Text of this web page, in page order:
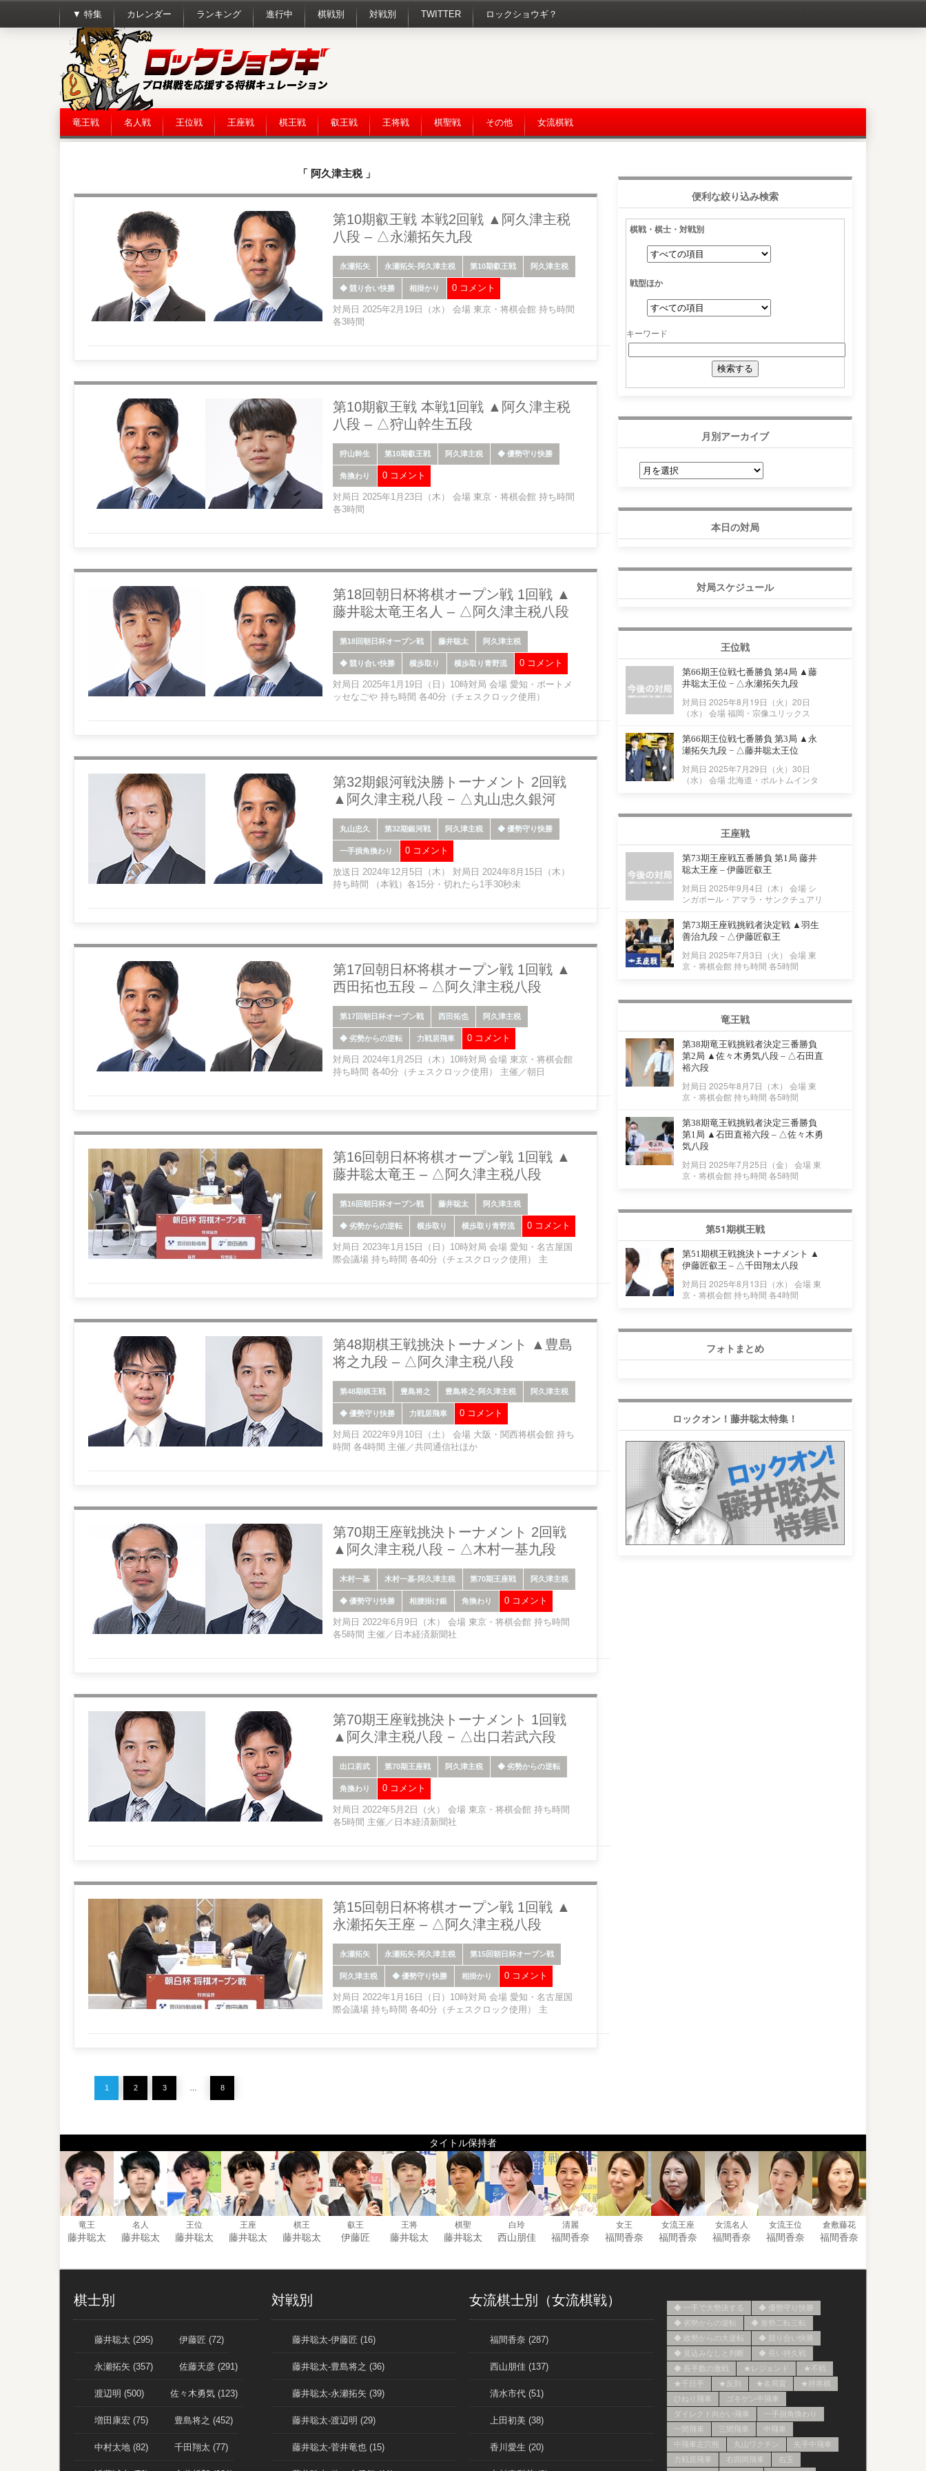
▼ 特集 カレンダー ランキング 進行中 棋戦別 対戦別 TWITTER ロックショウギ？
竜王戦 名人戦 王位戦 王座戦 棋王戦 叡王戦 王将戦 棋聖戦 その他 女流棋戦
「 阿久津主税 」
第10期叡王戦 本戦2回戦 ▲阿久津主税
八段 – △永瀬拓矢九段
永瀬拓矢 永瀬拓矢-阿久津主税 第10期叡王戦 阿久津主税
◆ 競り合い快勝 相掛かり 0 コメント
対局日 2025年2月19日（水） 会場 東京・将棋会館 持ち時間
各3時間
第10期叡王戦 本戦1回戦 ▲阿久津主税
八段 – △狩山幹生五段
狩山幹生 第10期叡王戦 阿久津主税 ◆ 優勢守り快勝
角換わり 0 コメント
対局日 2025年1月23日（木） 会場 東京・将棋会館 持ち時間
各3時間
第18回朝日杯将棋オープン戦 1回戦 ▲
藤井聡太竜王名人 – △阿久津主税八段
第18回朝日杯オープン戦 藤井聡太 阿久津主税
◆ 競り合い快勝 横歩取り 横歩取り青野流 0 コメント
対局日 2025年1月19日（日）10時対局 会場 愛知・ポートメ
ッセなごや 持ち時間 各40分（チェスクロック使用）
第32期銀河戦決勝トーナメント 2回戦
▲阿久津主税八段 − △丸山忠久銀河
丸山忠久 第32期銀河戦 阿久津主税 ◆ 優勢守り快勝
一手損角換わり 0 コメント
放送日 2024年12月5日（木） 対局日 2024年8月15日（木）
持ち時間 （本戦）各15分・切れたら1手30秒未
第17回朝日杯将棋オープン戦 1回戦 ▲
西田拓也五段 – △阿久津主税八段
第17回朝日杯オープン戦 西田拓也 阿久津主税
◆ 劣勢からの逆転 力戦居飛車 0 コメント
対局日 2024年1月25日（木）10時対局 会場 東京・将棋会館
持ち時間 各40分（チェスクロック使用） 主催／朝日
第16回朝日杯将棋オープン戦 1回戦 ▲
藤井聡太竜王 – △阿久津主税八段
第16回朝日杯オープン戦 藤井聡太 阿久津主税
◆ 劣勢からの逆転 横歩取り 横歩取り青野流 0 コメント
対局日 2023年1月15日（日）10時対局 会場 愛知・名古屋国
際会議場 持ち時間 各40分（チェスクロック使用） 主
第48期棋王戦挑決トーナメント ▲豊島
将之九段 – △阿久津主税八段
第48期棋王戦 豊島将之 豊島将之-阿久津主税 阿久津主税
◆ 優勢守り快勝 力戦居飛車 0 コメント
対局日 2022年9月10日（土） 会場 大阪・関西将棋会館 持ち
時間 各4時間 主催／共同通信社ほか
第70期王座戦挑決トーナメント 2回戦
▲阿久津主税八段 − △木村一基九段
木村一基 木村一基-阿久津主税 第70期王座戦 阿久津主税
◆ 優勢守り快勝 相腰掛け銀 角換わり 0 コメント
対局日 2022年6月9日（木） 会場 東京・将棋会館 持ち時間
各5時間 主催／日本経済新聞社
第70期王座戦挑決トーナメント 1回戦
▲阿久津主税八段 − △出口若武六段
出口若武 第70期王座戦 阿久津主税 ◆ 劣勢からの逆転
角換わり 0 コメント
対局日 2022年5月2日（火） 会場 東京・将棋会館 持ち時間
各5時間 主催／日本経済新聞社
第15回朝日杯将棋オープン戦 1回戦 ▲
永瀬拓矢王座 – △阿久津主税八段
永瀬拓矢 永瀬拓矢-阿久津主税 第15回朝日杯オープン戦
阿久津主税 ◆ 優勢守り快勝 相掛かり 0 コメント
対局日 2022年1月16日（日）10時対局 会場 愛知・名古屋国
際会議場 持ち時間 各40分（チェスクロック使用） 主
1 2 3 8
便利な絞り込み検索
棋戦・棋士・対戦別
戦型ほか
キーワード
月別アーカイブ
ブ
本日の対局
対局スケジュール
王位戦
第66期王位戦七番勝負 第4局 ▲藤
井聡太王位 − △永瀬拓矢九段
対局日 2025年8月19日（火）20日
（水） 会場 福岡・宗像ユリックス
第66期王位戦七番勝負 第3局 ▲永
瀬拓矢九段 − △藤井聡太王位
対局日 2025年7月29日（火）30日
（水） 会場 北海道・ポルトムインタ
王座戦
第73期王座戦五番勝負 第1局 藤井
聡太王座 – 伊藤匠叡王
対局日 2025年9月4日（木） 会場 シ
ンガポール・アマラ・サンクチュアリ
第73期王座戦挑戦者決定戦 ▲羽生
善治九段 − △伊藤匠叡王
対局日 2025年7月3日（火） 会場 東
京・将棋会館 持ち時間 各5時間
竜王戦
第38期竜王戦挑戦者決定三番勝負
第2局 ▲佐々木勇気八段 – △石田直
裕六段
対局日 2025年8月7日（木） 会場 東
京・将棋会館 持ち時間 各5時間
第38期竜王戦挑戦者決定三番勝負
第1局 ▲石田直裕六段 – △佐々木勇
気八段
対局日 2025年7月25日（金） 会場 東
京・将棋会館 持ち時間 各5時間
第51期棋王戦
第51期棋王戦挑決トーナメント ▲
伊藤匠叡王 – △千田翔太八段
対局日 2025年8月13日（水） 会場 東
京・将棋会館 持ち時間 各4時間
フォトまとめ
ロックオン！藤井聡太特集！
タイトル保持者
竜王
藤井聡太
名人
藤井聡太
王位
藤井聡太
王座
藤井聡太
棋王
藤井聡太
叡王
伊藤匠
王将
藤井聡太
棋聖
藤井聡太
白玲
西山朋佳
清麗
福間香奈
女王
福間香奈
女流王座
福間香奈
女流名人
福間香奈
女流王位
福間香奈
倉敷藤花
福間香奈
棋士別
藤井聡太 (295) 伊藤匠 (72)
永瀬拓矢 (357) 佐藤天彦 (291)
渡辺明 (500) 佐々木勇気 (123)
増田康宏 (75) 豊島将之 (452)
中村太地 (82) 千田翔太 (77)
対戦別
藤井聡太-伊藤匠 (16)
藤井聡太-豊島将之 (36)
藤井聡太-永瀬拓矢 (39)
藤井聡太-渡辺明 (29)
藤井聡太-菅井竜也 (15)
女流棋士別（女流棋戦）
福間香奈 (287)
西山朋佳 (137)
清水市代 (51)
上田初美 (38)
香川愛生 (20)
◆ 一手で大勢決する
◆ 優勢守り快勝
◆ 劣勢からの逆転
◆ 形勢二転三転
◆ 敗勢からの大逆転
◆ 競り合い快勝
◆ 見込みなしと判断
◆ 長い持久戦
◆ 長手数の激戦
★レジェンド
★不戦
★千日手
★反則 ★名局賞
★持将棋
ひねり飛車
ゴキゲン中飛車
ダイレクト向かい飛車
一手損角換わり
一間飛車
三間飛車
中飛車
中飛車左穴熊
丸山ワクチン
先手中飛車
力戦居飛車
右四間飛車
右玉